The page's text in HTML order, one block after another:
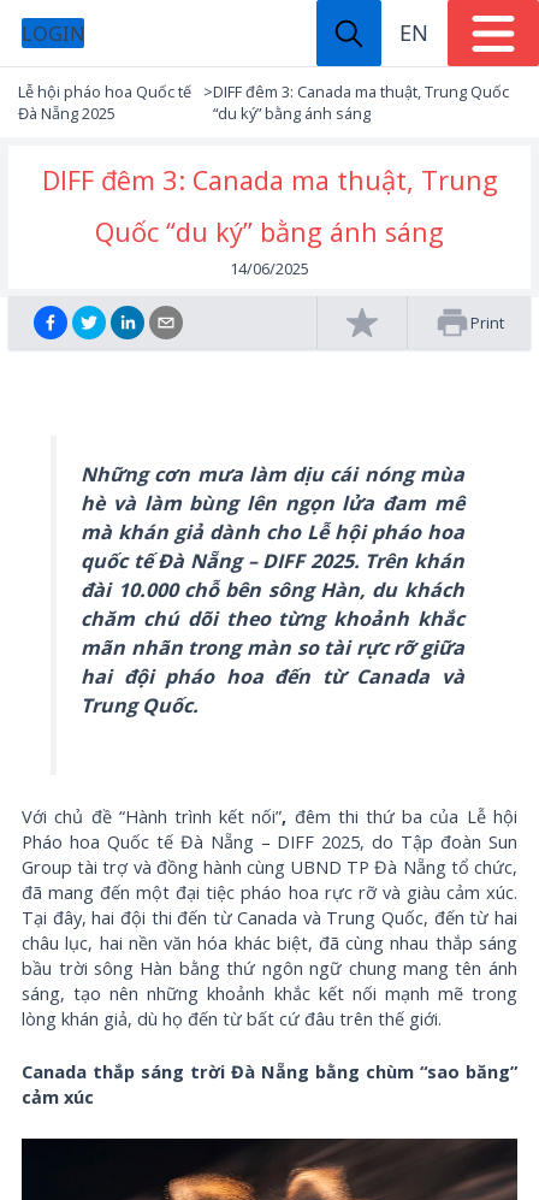
LOGIN EN
Lễ hội pháo hoa Quốc tế
Đà Nẵng 2025
>DIFF đêm 3: Canada ma thuật, Trung Quốc
“du ký” bằng ánh sáng
DIFF đêm 3: Canada ma thuật, Trung
Quốc “du ký” bằng ánh sáng
14/06/2025
Print
Những cơn mưa làm dịu cái nóng mùa
hè và làm bùng lên ngọn lửa đam mê
mà khán giả dành cho Lễ hội pháo hoa
quốc tế Đà Nẵng – DIFF 2025. Trên khán
đài 10.000 chỗ bên sông Hàn, du khách
chăm chú dõi theo từng khoảnh khắc
mãn nhãn trong màn so tài rực rỡ giữa
hai đội pháo hoa đến từ Canada và
Trung Quốc.
Với chủ đề “Hành trình kết nối”, đêm thi thứ ba của Lễ hội
Pháo hoa Quốc tế Đà Nẵng – DIFF 2025, do Tập đoàn Sun
Group tài trợ và đồng hành cùng UBND TP Đà Nẵng tổ chức,
đã mang đến một đại tiệc pháo hoa rực rỡ và giàu cảm xúc.
Tại đây, hai đội thi đến từ Canada và Trung Quốc, đến từ hai
châu lục, hai nền văn hóa khác biệt, đã cùng nhau thắp sáng
bầu trời sông Hàn bằng thứ ngôn ngữ chung mang tên ánh
sáng, tạo nên những khoảnh khắc kết nối mạnh mẽ trong
lòng khán giả, dù họ đến từ bất cứ đâu trên thế giới.
Canada thắp sáng trời Đà Nẵng bằng chùm “sao băng”
cảm xúc